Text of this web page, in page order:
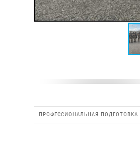
ПРОФЕССИОНАЛЬНАЯ ПОДГОТОВКА